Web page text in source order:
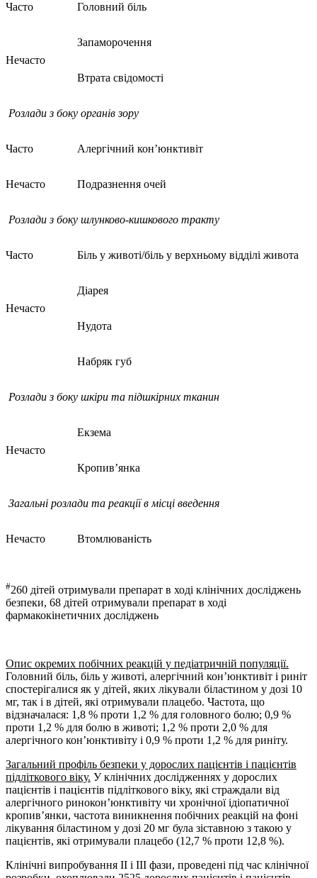
Часто Головний біль
Нечасто
Запаморочення
Втрата свідомості
Розладиз боку органів зору
Часто Алергічний кон’юнктивіт
Нечасто Подразнення очей
Розлади з боку шлунково-кишкового тракту
Часто Біль у животі/біль у верхньому відділі живота
Нечасто
Діарея
Нудота
Набряк губ
Розлади з боку шкіри та підшкірних тканин
Нечасто
Екзема
Кропив’янка
Загальні розлади та реакції в місці введення
Нечасто Втомлюваність
#260 дітей отримували препарат в ході клінічних досліджень
безпеки, 68 дітей отримували препарат в ході
фармакокінетичних досліджень
Опис окремих побічних реакцій у педіатричній популяції.
Головний біль, біль у животі, алергічний кон’юнктивіт і риніт
спостерігалися як у дітей, яких лікували біластином у дозі 10
мг, так і в дітей, які отримували плацебо. Частота, що
відзначалася: 1,8 % проти 1,2 % для головного болю; 0,9 %
проти 1,2 % для болю в животі; 1,2 % проти 2,0 % для
алергічного кон’юнктивіту і 0,9 % проти 1,2 % для риніту.
Загальний профіль безпеки у дорослих пацієнтів і пацієнтів
підліткового віку. У клінічних дослідженнях у дорослих
пацієнтів і пацієнтів підліткового віку, які страждали від
алергічного ринокон’юнктивіту чи хронічної ідіопатичної
кропив’янки, частота виникнення побічних реакцій на фоні
лікування біластином у дозі 20 мг була зіставною з такою у
пацієнтів, які отримували плацебо (12,7 % проти 12,8 %).
Клінічні випробування II і III фази, проведені під час клінічної